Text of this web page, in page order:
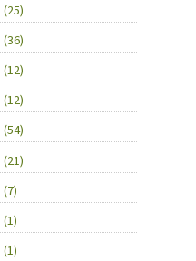
(25)
(36)
(12)
(12)
(54)
(21)
(7)
(1)
(1)